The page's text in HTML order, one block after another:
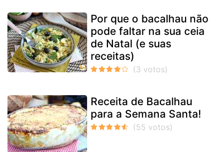
Por que o bacalhau não
pode faltar na sua ceia
de Natal (e suas
receitas)
Receita de Bacalhau
para a Semana Santa!